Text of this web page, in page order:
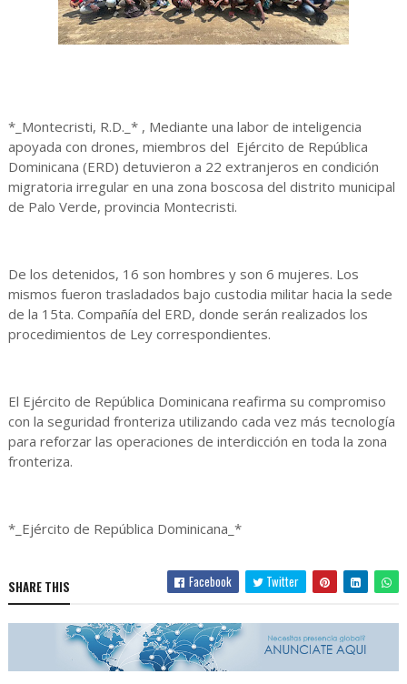
*_Montecristi, R.D._* , Mediante una labor de inteligencia
apoyada con drones, miembros del Ejército de República
Dominicana (ERD) detuvieron a 22 extranjeros en condición
migratoria irregular en una zona boscosa del distrito municipal
de Palo Verde, provincia Montecristi.
De los detenidos, 16 son hombres y son 6 mujeres. Los
mismos fueron trasladados bajo custodia militar hacia la sede
de la 15ta. Compañía del ERD, donde serán realizados los
procedimientos de Ley correspondientes.
El Ejército de República Dominicana reafirma su compromiso
con la seguridad fronteriza utilizando cada vez más tecnología
para reforzar las operaciones de interdicción en toda la zona
fronteriza.
*_Ejército de República Dominicana_*
SHARE THIS Facebook Twitter